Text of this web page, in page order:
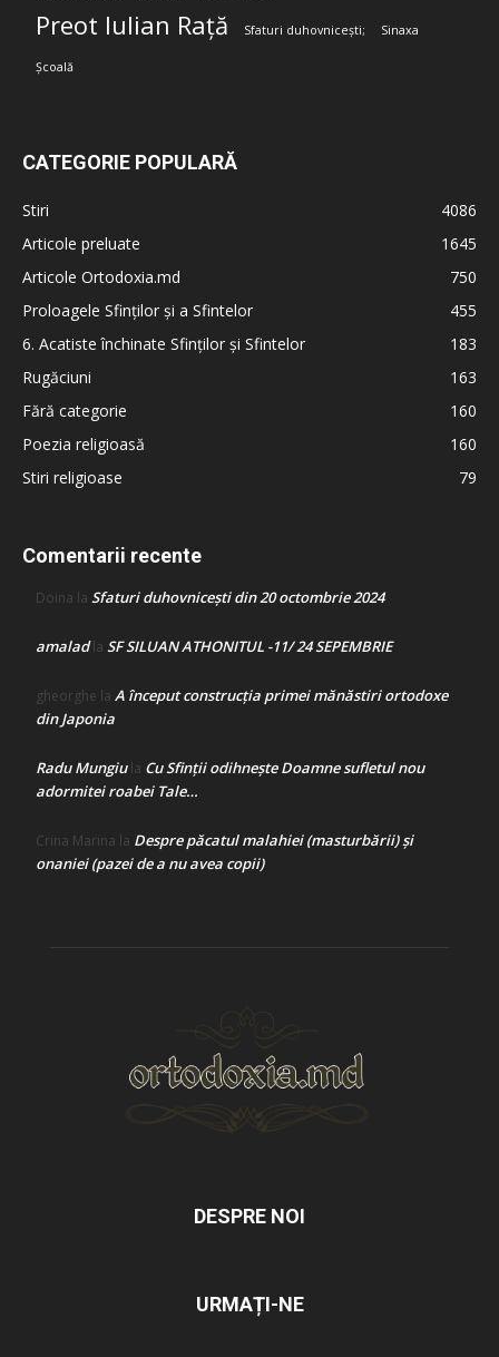
Preot Iulian Rață Sfaturi duhovnicești; Sinaxa
Școală
CATEGORIE POPULARĂ
Stiri
4086
Articole preluate
1645
Articole Ortodoxia.md
750
Proloagele Sfinților și a Sfintelor
455
6. Acatiste închinate Sfinților și Sfintelor
183
Rugăciuni
163
Fără categorie
160
Poezia religioasă
160
Stiri religioase
79
Comentarii recente
Doina la Sfaturi duhovnicești din 20 octombrie 2024
amaladla SF SILUAN ATHONITUL -11/ 24 SEPEMBRIE
gheorghe la A început construcţia primei mănăstiri ortodoxe
din Japonia
Radu Mungiula Cu Sfinții odihnește Doamne sufletul nou
adormitei roabei Tale…
Crina Marina la Despre păcatul malahiei (masturbării) şi
onaniei (pazei de a nu avea copii)
DESPRE NOI
URMAȚI-NE